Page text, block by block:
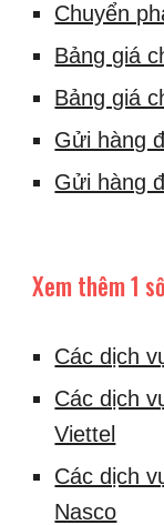
Chuyển
Bảng giá
Bảng giá
Gửi hàng
Gửi hàng
Xem thêm 1
Các dịch
Các dịch
Viettel
Các dịch
Nasco